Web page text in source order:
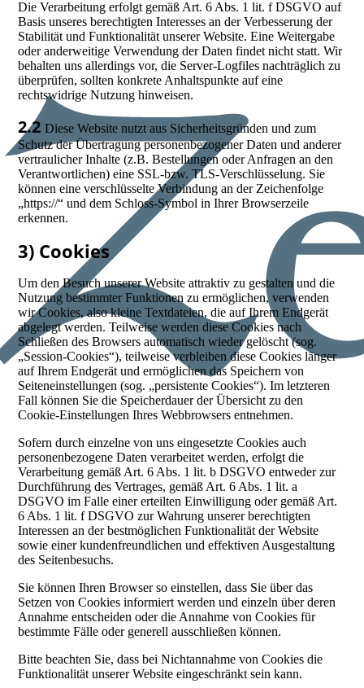
Die Verarbeitung erfolgt gemäß Art. 6 Abs. 1 lit. f DSGVO auf
Basis unseres berechtigten Interesses an der Verbesserung der
Stabilität und Funktionalität unserer Website. Eine Weitergabe
oder anderweitige Verwendung der Daten findet nicht statt. Wir
behalten uns allerdings vor, die Server-Logfiles nachträglich zu
überprüfen, sollten konkrete Anhaltspunkte auf eine
rechtswidrige Nutzung hinweisen.
2.2Diese Website nutzt aus Sicherheitsgründen und zum
Schutz der Übertragung personenbezogener Daten und anderer
vertraulicher Inhalte (z.B. Bestellungen oder Anfragen an den
Verantwortlichen) eine SSL-bzw. TLS-Verschlüsselung. Sie
können eine verschlüsselte Verbindung an der Zeichenfolge
„https://“ und dem Schloss-Symbol in Ihrer Browserzeile
erkennen.
3) Cookies
Um den Besuch unserer Website attraktiv zu gestalten und die
Nutzung bestimmter Funktionen zu ermöglichen, verwenden
wir Cookies, also kleine Textdateien, die auf Ihrem Endgerät
abgelegt werden. Teilweise werden diese Cookies nach
Schließen des Browsers automatisch wieder gelöscht (sog.
„Session-Cookies“), teilweise verbleiben diese Cookies länger
auf Ihrem Endgerät und ermöglichen das Speichern von
Seiteneinstellungen (sog. „persistente Cookies“). Im letzteren
Fall können Sie die Speicherdauer der Übersicht zu den
Cookie-Einstellungen Ihres Webbrowsers entnehmen.
Sofern durch einzelne von uns eingesetzte Cookies auch
personenbezogene Daten verarbeitet werden, erfolgt die
Verarbeitung gemäß Art. 6 Abs. 1 lit. b DSGVO entweder zur
Durchführung des Vertrages, gemäß Art. 6 Abs. 1 lit. a
DSGVO im Falle einer erteilten Einwilligung oder gemäß Art.
6 Abs. 1 lit. f DSGVO zur Wahrung unserer berechtigten
Interessen an der bestmöglichen Funktionalität der Website
sowie einer kundenfreundlichen und effektiven Ausgestaltung
des Seitenbesuchs.
Sie können Ihren Browser so einstellen, dass Sie über das
Setzen von Cookies informiert werden und einzeln über deren
Annahme entscheiden oder die Annahme von Cookies für
bestimmte Fälle oder generell ausschließen können.
Bitte beachten Sie, dass bei Nichtannahme von Cookies die
Funktionalität unserer Website eingeschränkt sein kann.